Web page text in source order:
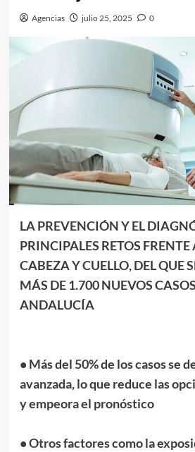
Agencias julio 25, 2025 0
LA PREVENCIÓN Y EL
PRINCIPALES RETOS FRENTE
CABEZA Y CUELLO, DEL QUE
MÁS DE 1.700 NUEVOS
ANDALUCÍA
• Más del 50% de los casos se
avanzada, lo que reduce las
y empeora el pronóstico
• Otros factores como la